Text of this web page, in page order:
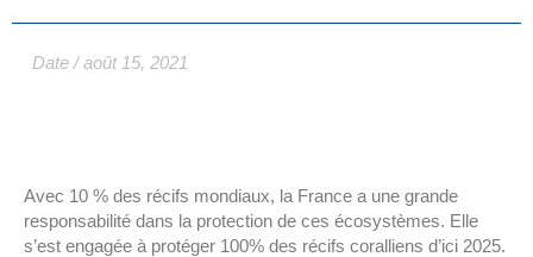
Date / août 15, 2021
Avec 10 % des récifs mondiaux, la France a une grande
responsabilité dans la protection de ces écosystèmes. Elle
s’est engagée à protéger 100% des récifs coralliens d’ici 2025.